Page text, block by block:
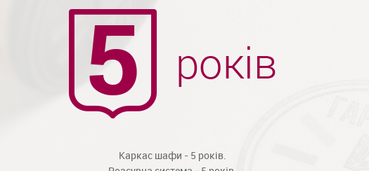
Каркас шафи - 5 років.